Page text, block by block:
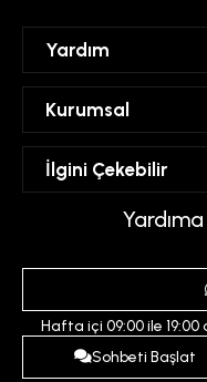
Yardım
Hesabım
Favorilerim
Kurumsal
Mesafeli Satış Sözleşmesi
Üyelik Sözleşmesi
Gizlilik ve Güvenlik
Ödeme ve Teslimat
İptal ve İade Koşulları
İlgini Çekebilir
İndirim
Hafta içi 09:00 ile 19:00
Sohbeti Başlat